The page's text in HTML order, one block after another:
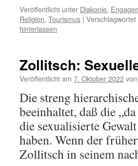
Veröffentlicht unter Diakonie,
Religion, Tourismus | Verschlagwortet
hinterlassen
Zollitsch:
Veröffentlicht am 7. Oktober 2022von
Die streng
beeinhaltet, daß die
die sexualisierte
haben. Wenn der
Zollitsch in seinem